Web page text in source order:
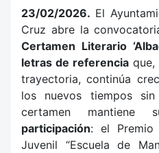
23/02/2026. El
Cruz abre la
Certamen Literario
letras de referencia
trayectoria, continúa
los nuevos tiempos
certamen
participación: el Premio
Juvenil “Escuela de